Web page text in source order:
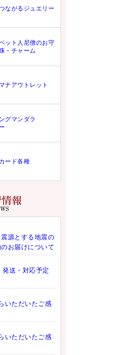
ながるジュエリー
ット人尼僧のお守
・チャーム
ナアウトレット
グマンダラ
ード各種
源とする地震の
お届けについて
発送・対応予定
いただいたご感
いただいたご感